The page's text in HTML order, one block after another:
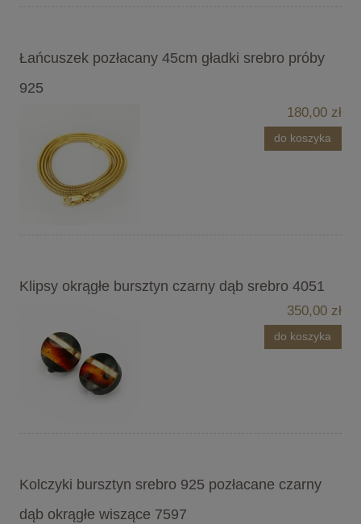
Łańcuszek pozłacany 45cm gładki srebro próby
925
180,00 zł
do koszyka
Klipsy okrągłe bursztyn czarny dąb srebro 4051
350,00 zł
do koszyka
Kolczyki bursztyn srebro 925 pozłacane czarny
dąb okrągłe wiszące 7597